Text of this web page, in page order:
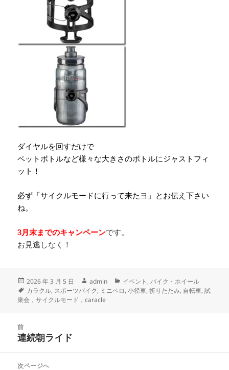
ダイヤルを回すだけで
ペットボトルなど様々な大きさのボトルにジャストフィ
ット！
必ず「サイクルモードに行って来たヨ」とお伝え下さい
ね。
3月末までのキャンペーンです。
お見逃しなく！
投
稿
日:
2026 年 3 月 5 日
作
成
者
admin
カ
テ
イベント , バイク・ホイール
タ
グ
カラクル, スポーツバイク, ミニベロ,小径車,折りたたみ, 自転車,試
乗会，サイクルモード，caracle
前
前
投
連続朝ライド
次ページへ